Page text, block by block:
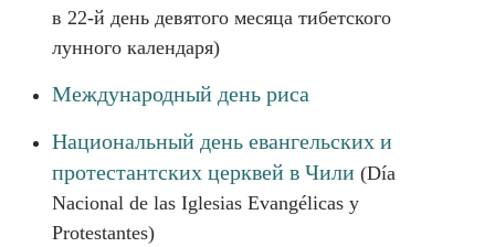
в 22-й день девятого месяца тибетского
лунного календаря)
Международный день риса
Национальный день евангельских и
протестантских церквей в Чили (Día
Nacional de las Iglesias Evangélicas y
Protestantes)